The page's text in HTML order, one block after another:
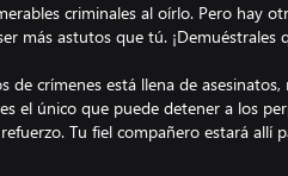
criminales al oírlo. Pero hay
más astutos que tú. ¡Demuéstrales
de crímenes está llena de
el único que puede detener a los
Tu fiel compañero estará allí